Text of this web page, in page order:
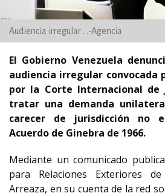
Audiencia irregular . .-Agencia
El Gobierno Venezuela
audiencia irregular convocada
por la Corte Internacional de
tratar una demanda
carecer de jurisdicción no
Acuerdo de Ginebra de 1966.
Mediante un comunicado
para Relaciones Exteriores
Arreaza, en su cuenta de la red